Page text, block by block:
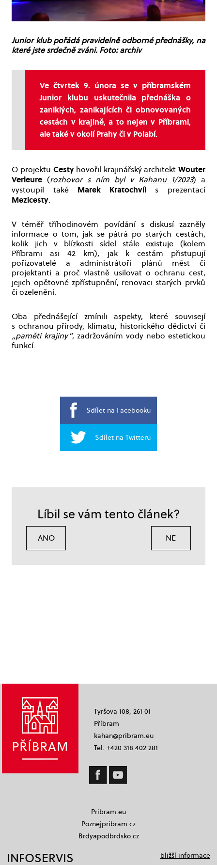
Junior klub pořádá pravidelně odborné přednášky, na
které jste srdečně zváni. Foto: archiv
Ve čtvrtek 9. února se v příbramském
Junior klubu uskutečnila přednáška o
zaniklých, zanikajících či obnovovaných
cestách v krajině, a to nejen v Příbrami,
ale také v okolí Prahy či v Polabí.
O projektu Cestyhovořil krajinářský architekt Wouter
Verleure (rozhovor s ním byl v Kahanu 1/2023) a
vystoupil také Marek Kratochvíl s prezentací
Mezicesty.
V téměř tříhodinovém povídání s diskusí zazněly
informace o tom, jak se pátrá po starých cestách,
kolik jich v blízkosti sídel stále existuje (kolem
Příbrami asi 42 km), jak k cestám přistupují
pořizovatelé a administrátoři plánů měst či
projektanti a proč vlastně usilovat o ochranu cest,
jejich opětovné zpřístupnění, renovaci starých prvků
či ozelenění.
Oba přednášející zmínili aspekty, které souvisejí
s ochranou přírody, klimatu, historického dědictví či
„paměti krajiny“, zadržováním vody nebo estetickou
funkcí.
Sdílet na Facebooku
Sdílet na Twitteru
Líbil se vám tento článek?
ANO NE
Tyršova 108, 261 01
Příbram
kahan@pribram.eu
Tel: +420 318 402 281
Pribram.eu
Poznejpribram.cz
Brdyapodbrdsko.cz
INFOSERVIS bližší informace